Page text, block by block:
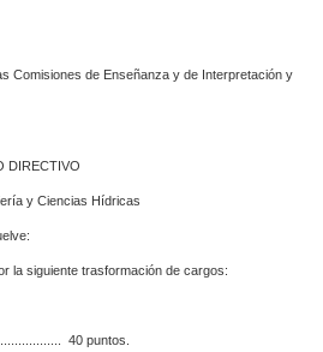
de Enseñanza y de Interpretación y
DIRECTIVO
y Ciencias Hídricas
la siguiente trasformación de cargos:
40 puntos.